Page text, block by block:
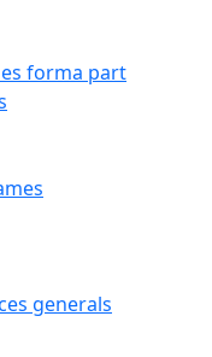
forma part
generals